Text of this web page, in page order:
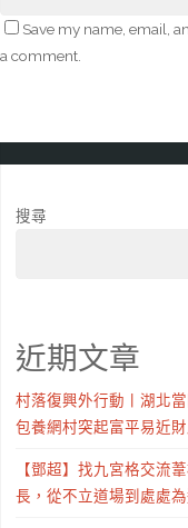
Save my name, email,
a comment.
搜尋
近期文章
村落復興外行動丨湖北
包養網村突起富平易近
【鄧超】找九宮格交流
長，從不立道場到處處